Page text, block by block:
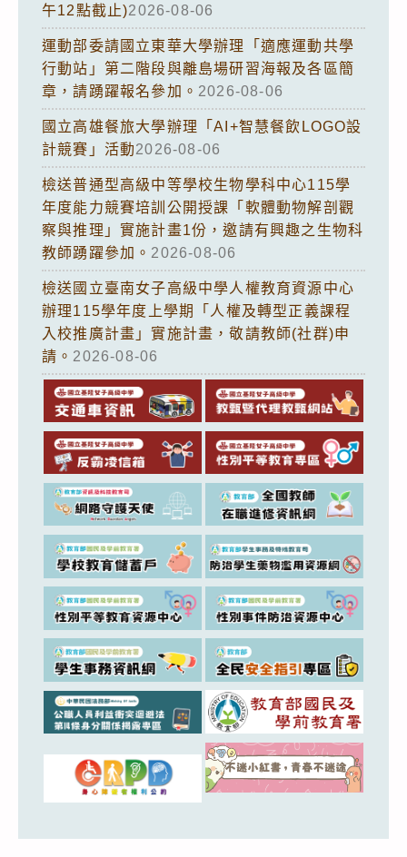
午12點截止)2026-08-06
運動部委請國立東華大學辦理「適應運動共學
行動站」第二階段與離島場研習海報及各區簡
章，請踴躍報名參加。 2026-08-06
國立高雄餐旅大學辦理「AI+智慧餐飲LOGO設
計競賽」活動2026-08-06
檢送普通型高級中等學校生物學科中心115學
年度能力競賽培訓公開授課「軟體動物解剖觀
察與推理」實施計畫1份，邀請有興趣之生物科
教師踴躍參加。 2026-08-06
檢送國立臺南女子高級中學人權教育資源中心
辦理115學年度上學期「人權及轉型正義課程
入校推廣計畫」實施計畫，敬請教師(社群)申
請。 2026-08-06